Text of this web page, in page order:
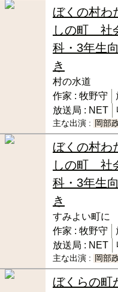
ぼくの村わ
しの町 社
科・3年生
き
村の水道
作家 : 牧野守
放送局 : NET
主な出演 : 岡部
ぼくの村わ
しの町 社
科・3年生
き
すみよい町に
作家 : 牧野守
放送局 : NET
主な出演 : 岡部
ぼくらの町